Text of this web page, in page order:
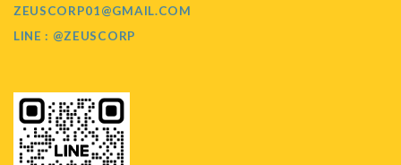
ZEUSCORP01@GMAIL.COM
LINE : @ZEUSCORP